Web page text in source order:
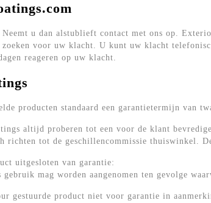
u dan alstublieft contact met ons op.
voor uw klacht. U kunt uw klacht
reageren op uw klacht.
producten standaard een garantietermijn van
altijd proberen tot een voor de klant
richten tot de geschillencommissie thuiswinkel.
uitgesloten van garantie:
mag worden aangenomen ten gevolge
gestuurde product niet voor garantie in